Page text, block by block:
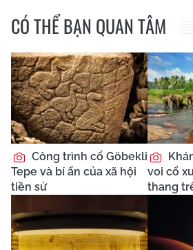
CÓ THỂ BẠN QUAN TÂM
Công trình cổ Göbekli
Tepe và bí ẩn của xã hội
tiền sử
voi cổ
thang